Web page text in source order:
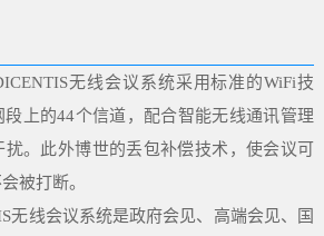
无线会议系统采用标准的WiFi技
段上的44个信道，配合智能无线通讯管理
。此外博世的丢包补偿技术，使会议可
被打断。
无线会议系统是政府会见、高端会见、国